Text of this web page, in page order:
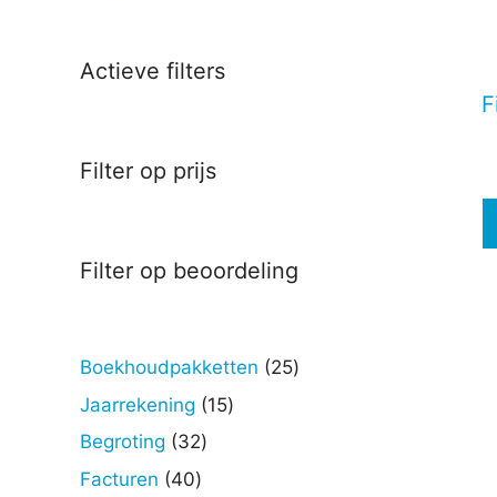
Actieve filters
Filter op prijs
Filter op beoordeling
Boekhoudpakketten 2525
Jaarrekening 1515
Begroting 3232
Facturen 4040